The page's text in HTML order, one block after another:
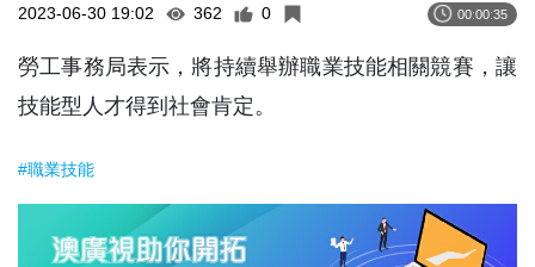
2023-06-30 19:02 362 0 00:00:35
勞工事務局表示，將持續舉辦職業技能相關競賽，讓
技能型人才得到社會肯定。
#職業技能